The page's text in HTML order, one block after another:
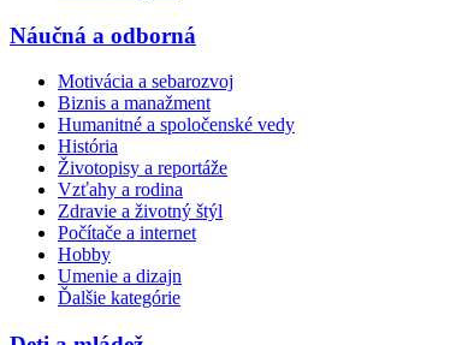
Náučná a odborná
Motivácia a sebarozvoj
Biznis a manažment
Humanitné a spoločenské vedy
História
Životopisy a reportáže
Vzťahy a rodina
Zdravie a životný štýl
Počítače a internet
Hobby
Umenie a dizajn
Ďalšie kategórie